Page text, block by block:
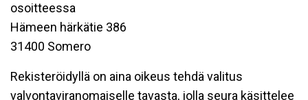
osoitteessa
Hämeen härkätie 386
31400 Somero
Rekisteröidyllä on aina oikeus tehdä valitus
valvontaviranomaiselle tavasta, jolla seura käsittelee